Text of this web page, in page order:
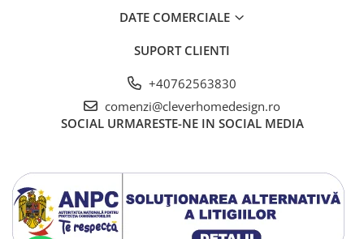
DATE COMERCIALE
SUPORT CLIENTI
+40762563830
comenzi@cleverhomedesign.ro
SOCIAL URMARESTE-NE IN SOCIAL MEDIA